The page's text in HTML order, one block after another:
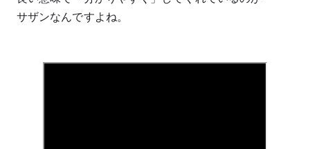
サザンなんですよね。